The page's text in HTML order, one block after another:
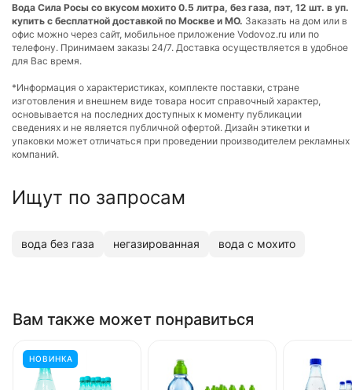
Вода Сила Росы со вкусом мохито 0.5 литра, без газа, пэт, 12 шт. в уп.
купить с бесплатной доставкой по Москве и МО. Заказать на дом или в
офис можно через сайт, мобильное приложение Vodovoz.ru или по
телефону. Принимаем заказы 24/7. Доставка осуществляется в удобное
для Вас время.
*Информация о характеристиках, комплекте поставки, стране
изготовления и внешнем виде товара носит справочный характер,
основывается на последних доступных к моменту публикации
сведениях и не является публичной офертой. Дизайн этикетки и
упаковки может отличаться при проведении производителем рекламных
компаний.
Ищут по запросам
вода без газа негазированная вода с мохито
Вам также может понравиться
НОВИНКА